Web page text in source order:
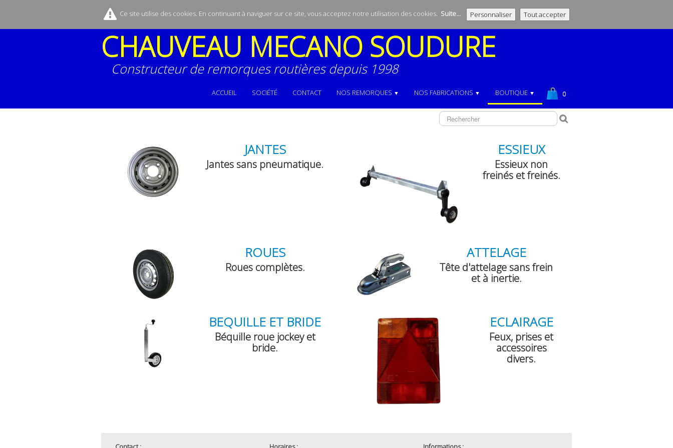
Ce site utilise des cookies. En continuant à naviguer sur ce site, vous acceptez notre utilisation des cookies. Suite... Personnaliser Tout accepter
CHAUVEAU MECANO SOUDURE
Constructeur de remorques routières depuis 1998
ACCUEIL SOCIÉTÉ CONTACT NOS REMORQUES ▼ NOS FABRICATIONS ▼ BOUTIQUE ▼ 0
JANTES
Jantes sans pneumatique.
ESSIEUX
Essieux non
freinés et freinés.
ROUES
Roues complètes.
ATTELAGE
Tête d'attelage sans frein
et à inertie.
BÉQUILLE ET BRIDE
Béquille roue jockey et
bride.
ÉCLAIRAGE
Feux, prises et
accessoires
divers.